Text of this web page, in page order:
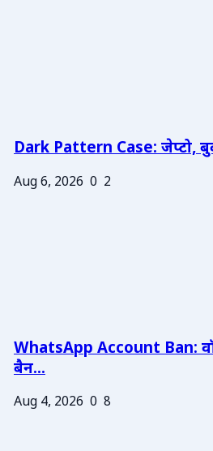
Dark Pattern Case: जेप्टो,
Aug 6, 2026 0 2
WhatsApp Account Ban:
बैन...
Aug 4, 2026 0 8